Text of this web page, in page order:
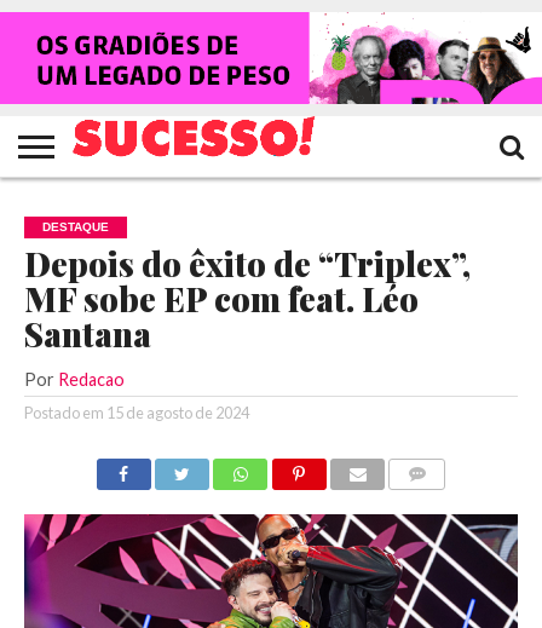
HOME
NOTÍCIAS
SHOWS
ENTREVISTAS
CLIQUES
RANKING
CROWLEY
TV
SUCESSO!
REVISTA
SUCESSO!
DESTAQUE
Depois do êxito de “Triplex”,
MF sobe EP com feat. Léo
Santana
Por Redacao
Postado em 15 de agosto de 2024